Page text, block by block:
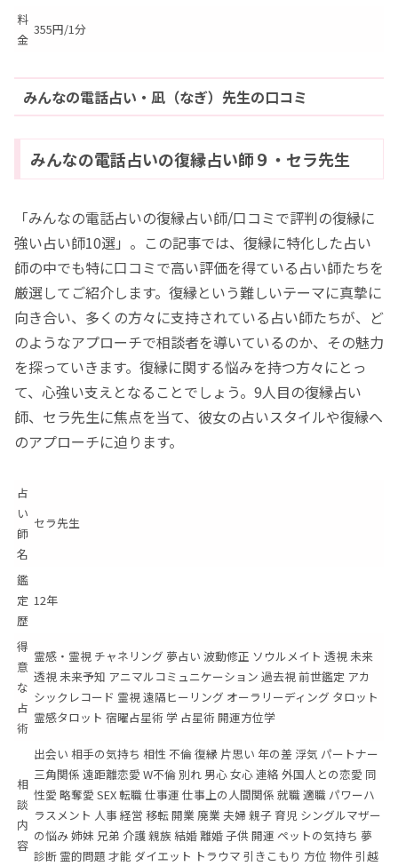
料
金
355円/1分
みんなの電話占い・凪（なぎ）先生の口コミ
みんなの電話占いの復縁占い師９・セラ先生
「みんなの電話占いの復縁占い師/口コミで評判の復縁に
強い占い師10選」。この記事では、復縁に特化した占い
師の中でも特に口コミで高い評価を得ている占い師たちを
厳選してご紹介します。復縁という難しいテーマに真摯に
向き合い、多くの方々に支持されている占い師たちが、ど
のようなアプローチで相談者を導いているのか、その魅力
を探っていきます。復縁に関する悩みを持つ方々にとっ
て、心強い支えとなることでしょう。9人目の復縁占い
師、セラ先生に焦点を当て、彼女の占いスタイルや復縁へ
のアプローチに迫ります。
占
い
師
名
セラ先生
鑑
定
歴
12年
得
意
な
占
術
霊感・霊視 チャネリング 夢占い 波動修正 ソウルメイト 透視 未来
透視 未来予知 アニマルコミュニケーション 過去視 前世鑑定 アカ
シックレコード 霊視 遠隔ヒーリング オーラリーディング タロット
霊感タロット 宿曜占星術 学 占星術 開運方位学
相
談
内
容
出会い 相手の気持ち 相性 不倫 復縁 片思い 年の差 浮気 パートナー
三角関係 遠距離恋愛 W不倫 別れ 男心 女心 連絡 外国人との恋愛 同
性愛 略奪愛 SEX 転職 仕事運 仕事上の人間関係 就職 適職 パワーハ
ラスメント 人事 経営 移転 開業 廃業 夫婦 親子 育児 シングルマザー
の悩み 姉妹 兄弟 介護 親族 結婚 離婚 子供 開運 ペットの気持ち 夢
診断 霊的問題 才能 ダイエット トラウマ 引きこもり 方位 物件 引越